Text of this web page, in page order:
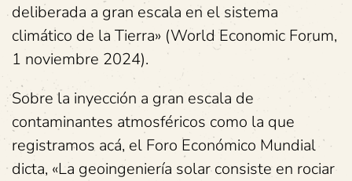
deliberada a gran escala en el sistema
climático de la Tierra» (World Economic Forum,
1 noviembre 2024).
Sobre la inyección a gran escala de
contaminantes atmosféricos como la que
registramos acá, el Foro Económico Mundial
dicta, «La geoingeniería solar consiste en rociar